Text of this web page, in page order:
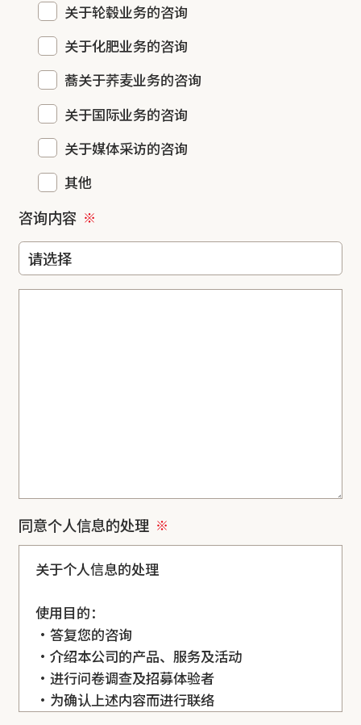
关于轮毂业务的咨询
关于化肥业务的咨询
蕎关于荞麦业务的咨询
关于国际业务的咨询
关于媒体采访的咨询
其他
咨询内容
同意个人信息的处理
关于个人信息的处理
使用目的：
・答复您的咨询
・介绍本公司的产品、服务及活动
・进行问卷调查及招募体验者
・为确认上述内容而进行联络